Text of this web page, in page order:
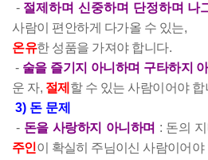
- 절제하며 신중하며 단정하며 나
사람이 편안하게 다가올 수 있는,
온유한 성품을 가져야 합니다.
- 술을 즐기지 아니하며 구타하지
운 자, 절제 할 수 있는 사람이어야 합
3) 돈 문제
- 돈을 사랑하지 아니하며 : 돈의
주인이 확실히 주님이신 사람이어야